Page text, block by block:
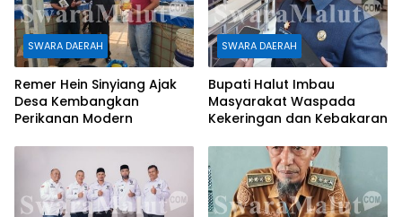
SWARA DAERAH
Remer Hein Sinyiang Ajak
Desa Kembangkan
Perikanan Modern
SWARA DAERAH
Bupati Halut Imbau
Masyarakat Waspada
Kekeringan dan Kebakaran